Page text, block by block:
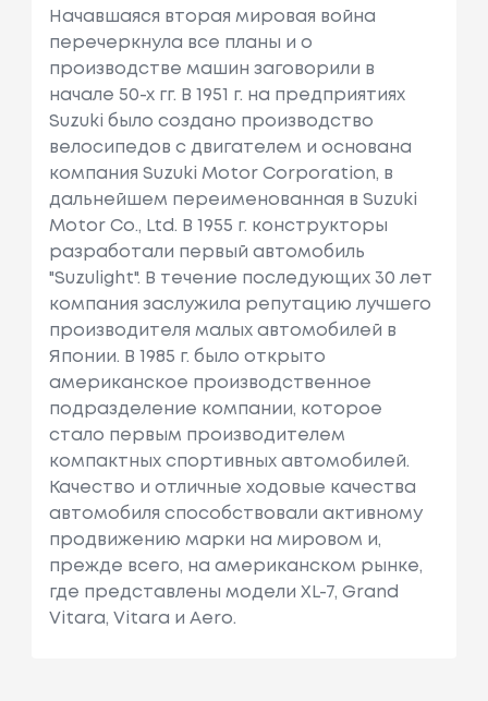
Начавшаяся вторая мировая война
перечеркнула все планы и о
производстве машин заговорили в
начале 50-х гг. В 1951 г. на предприятиях
Suzuki было создано производство
велосипедов с двигателем и основана
компания Suzuki Motor Corporation, в
дальнейшем переименованная в Suzuki
Motor Co., Ltd. В 1955 г. конструкторы
разработали первый автомобиль
"Suzulight". В течение последующих 30 лет
компания заслужила репутацию лучшего
производителя малых автомобилей в
Японии. В 1985 г. было открыто
американское производственное
подразделение компании, которое
стало первым производителем
компактных спортивных автомобилей.
Качество и отличные ходовые качества
автомобиля способствовали активному
продвижению марки на мировом и,
прежде всего, на американском рынке,
где представлены модели XL-7, Grand
Vitara, Vitara и Aero.